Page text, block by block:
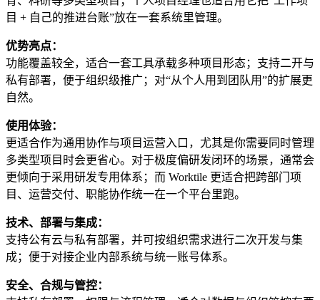
目 + 自己的推进台账”放在一套系统里管理。
优势亮点：
功能覆盖较全，适合一套工具承载多种项目形态；支持二开与
私有部署，便于组织级推广；对“从个人用到团队用”的扩展更
自然。
使用体验：
更适合作为通用协作与项目运营入口，尤其是你需要同时管理
多类型项目时会更省心。对于极度偏研发闭环的场景，通常会
更倾向于采用研发专用体系；而 Worktile 更适合把跨部门项
目、运营交付、职能协作统一在一个平台里跑。
技术、部署与集成：
支持公有云与私有部署，并可按组织需求进行二次开发与集
成；便于对接企业内部系统与统一账号体系。
安全、合规与管控：